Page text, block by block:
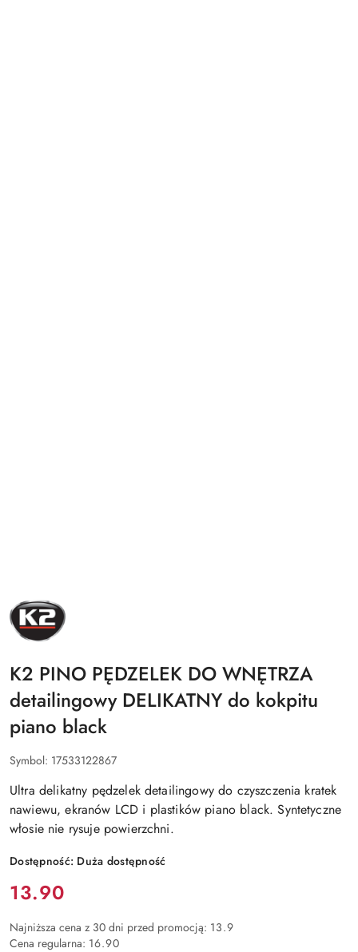
NAZWA
PRODUCENTA:
K2
K2 PINO PĘDZELEK DO WNĘTRZA
detailingowy DELIKATNY do kokpitu
piano black
Symbol: 17533122867
Ultra delikatny pędzelek detailingowy do czyszczenia kratek
nawiewu, ekranów LCD i plastików piano black. Syntetyczne
włosie nie rysuje powierzchni.
Dostępność: Duża dostępność
Cena:
13.90
Najniższa cena z 30 dni przed promocją: 13.9
Cena regularna: 16.90